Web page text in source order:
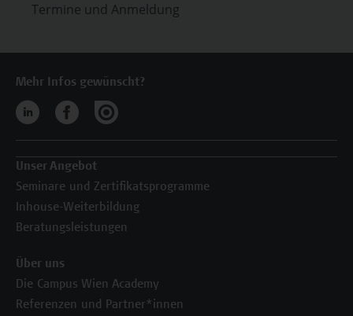
Termine und Anmeldung
Mehr Infos gewünscht?
Unser Angebot
Seminare und Zertifikatsprogramme
Inhouse-Weiterbildung
Beratungsleistungen
Über uns
Die Campus Wien Academy
Referenzen und Partner*innen